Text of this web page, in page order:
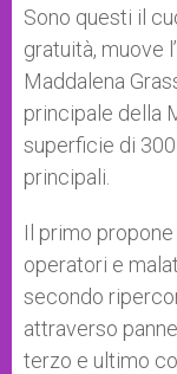
Sono questi il
gratuità, muove
Maddalena
principale della
superficie di
principali.
Il primo
operatori e
secondo
attraverso
terzo e ultimo